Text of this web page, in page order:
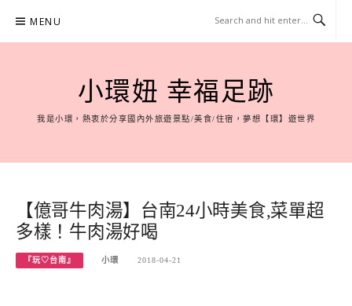
content
MENU
小環妞 幸福足跡
我是小環，熱衷於分享國內外旅遊景點/美食/住宿，夢想【環】遊世界
【億哥牛肉湯】台南24小時美食,菜單超
多樣！牛肉湯好喝
『玩♡台南』 小環 2018-04-21